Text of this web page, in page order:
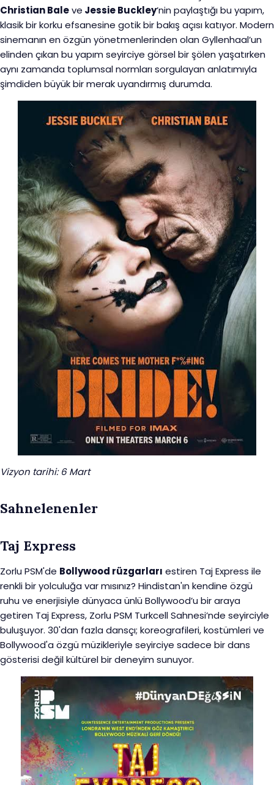
Christian Baleve Jessie Buckley’nin paylaştığı bu yapım,
klasik bir korku efsanesine gotik bir bakış açısı katıyor. Modern
sinemanın en özgün yönetmenlerinden olan Gyllenhaal’un
elinden çıkan bu yapım seyirciye görsel bir şölen yaşatırken
aynı zamanda toplumsal normları sorgulayan anlatımıyla
şimdiden büyük bir merak uyandırmış durumda.
Vizyon tarihi: 6 Mart
Sahnelenenler
Taj Express
Zorlu PSM'de Bollywood rüzgarları estiren Taj Express ile
renkli bir yolculuğa var mısınız? Hindistan'ın kendine özgü
ruhu ve enerjisiyle dünyaca ünlü Bollywood’u bir araya
getiren Taj Express, Zorlu PSM Turkcell Sahnesi’nde seyirciyle
buluşuyor. 30'dan fazla dansçı; koreografileri, kostümleri ve
Bollywood'a özgü müzikleriyle seyirciye sadece bir dans
gösterisi değil kültürel bir deneyim sunuyor.